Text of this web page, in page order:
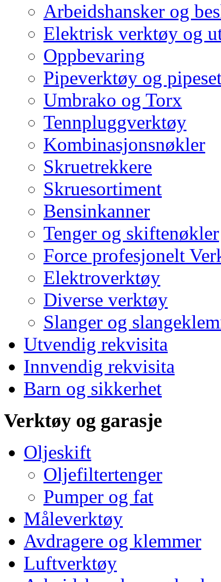
Arbeidshansker og
Elektrisk verktøy og
Oppbevaring
Pipeverktøy og
Umbrako og Torx
Tennpluggverktøy
Kombinasjonsnøkler
Skruetrekkere
Skruesortiment
Bensinkanner
Tenger og skiftenøkler
Force profesjonelt
Elektroverktøy
Diverse verktøy
Slanger og
Utvendig rekvisita
Innvendig rekvisita
Barn og sikkerhet
Verktøy og garasje
Oljeskift
Oljefiltertenger
Pumper og fat
Måleverktøy
Avdragere og klemmer
Luftverktøy